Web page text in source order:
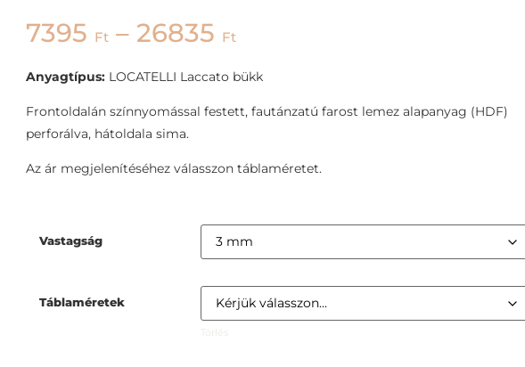
7395 Ft – 26835 Ft
Anyagtípus:LOCATELLI Laccato bükk
Frontoldalán színnyomással festett, fautánzatú farost lemez alapanyag (HDF)
perforálva, hátoldala sima.
Az ár megjelenítéséhez válasszon táblaméretet.
Vastagság
Táblaméretek